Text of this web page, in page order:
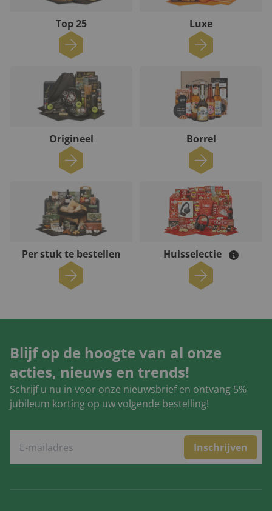
Top 25 Luxe
Origineel Borrel
Per stuk te bestellen Huisselectie
Blijf op de hoogte van al onze
acties, nieuws en trends!
Schrijf u nu in voor onze nieuwsbrief en ontvang 5%
jubileum korting op uw volgende bestelling!
Inschrijven